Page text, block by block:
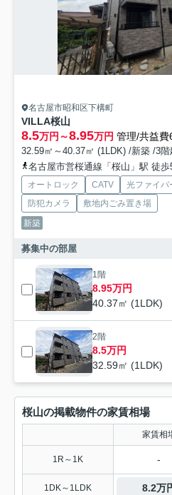
名古屋市昭和区下構町
VILLA桜山
8.5万円～8.95万円 管理/共益費
32.59㎡～40.37㎡ (1LDK) /新築 /3階
名古屋市営桜通線「桜山」駅 徒歩
オートロック CATV 光ファイバ
防犯カメラ
敷地内ごみ置き場
新築
募集中の部屋
1階
8.95万円
40.37㎡ (1LDK)
2階
8.5万円
32.59㎡ (1LDK)
桜山の掲載物件の家賃相場
家賃相
1R～1K -
1DK～1LDK 8.2万